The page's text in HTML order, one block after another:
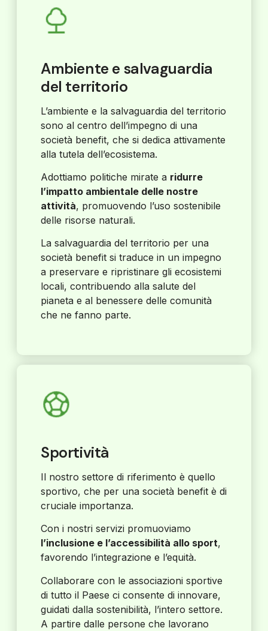
Ambiente e salvaguardia
del territorio
L’ambiente e la salvaguardia del territorio
sono al centro dell’impegno di una
società benefit, che si dedica attivamente
alla tutela dell’ecosistema.
Adottiamo politiche mirate a ridurre
l’impatto ambientale delle nostre
attività, promuovendo l’uso sostenibile
delle risorse naturali.
La salvaguardia del territorio per una
società benefit si traduce in un impegno
a preservare e ripristinare gli ecosistemi
locali, contribuendo alla salute del
pianeta e al benessere delle comunità
che ne fanno parte.
Sportività
Il nostro settore di riferimento è quello
sportivo, che per una società benefit è di
cruciale importanza.
Con i nostri servizi promuoviamo
l’inclusione e l’accessibilità allo sport,
favorendo l’integrazione e l’equità.
Collaborare con le associazioni sportive
di tutto il Paese ci consente di innovare,
guidati dalla sostenibilità, l’intero settore.
A partire dalle persone che lavorano